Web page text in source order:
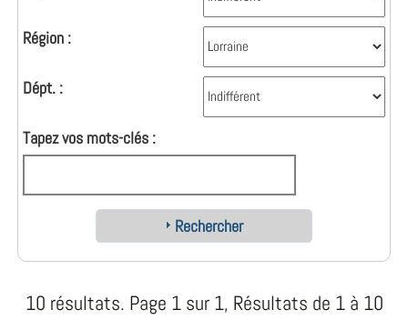
Région :
Dépt. :
Tapez vos mots-clés :
Rechercher
10 résultats. Page 1 sur 1, Résultats de 1 à 10